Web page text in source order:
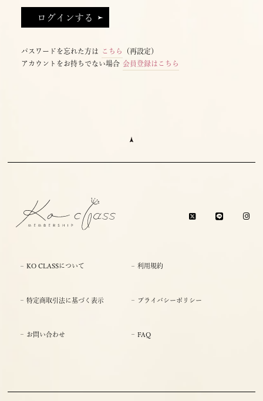
パスワードを忘れた方は こちら
（再設定）
アカウントをお持ちでない場合 会員登録はこちら
KO CLASSについて 利用規約
特定商取引法に基づく表示 プライバシーポリシー
お問い合わせ FAQ